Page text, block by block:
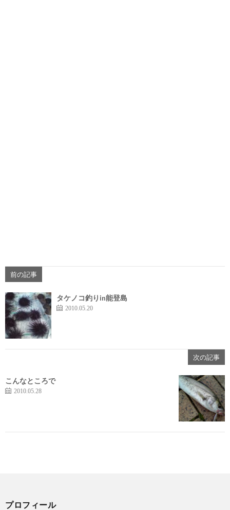
前の記事
タケノコ釣りin能登島
2010.05.20
次の記事
こんなところで
2010.05.28
プロフィール